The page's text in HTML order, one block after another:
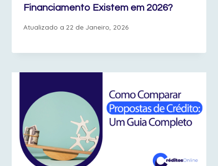
Financiamento Existem em 2026?
Atualizado a 22 de Janeiro, 2026